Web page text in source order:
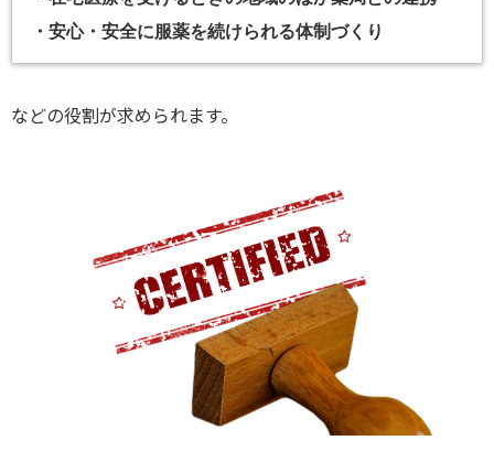
・安心・安全に服薬を続けられる体制づくり
などの役割が求められます。